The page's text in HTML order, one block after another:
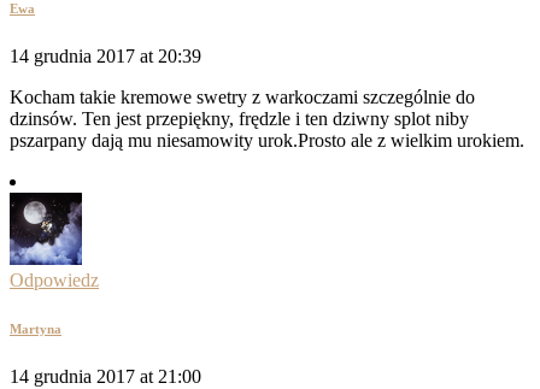
Ewa
14 grudnia 2017 at 20:39
Kocham takie kremowe swetry z warkoczami szczególnie do
dzinsów. Ten jest przepiękny, frędzle i ten dziwny splot niby
pszarpany dają mu niesamowity urok.Prosto ale z wielkim urokiem.
Odpowiedz
Martyna
14 grudnia 2017 at 21:00